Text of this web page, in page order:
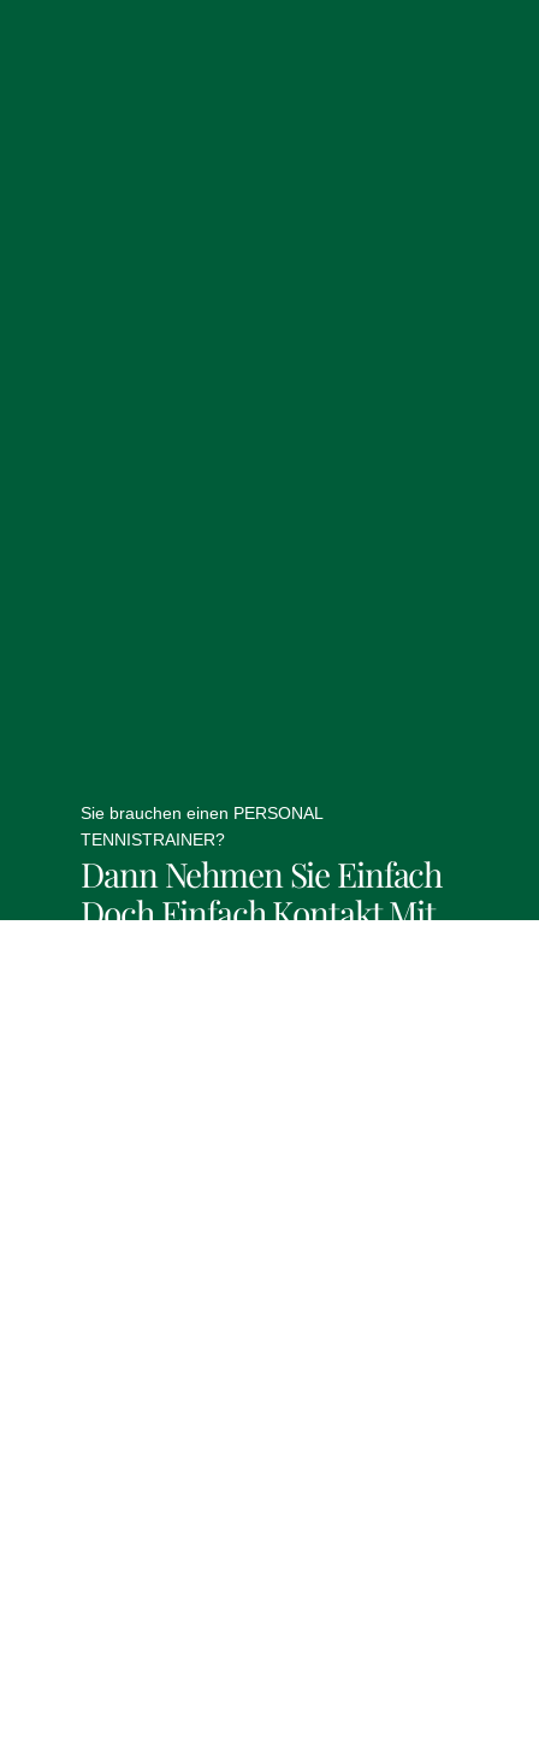
Sie brauchen einen PERSONAL
TENNISTRAINER?
Dann Nehmen Sie Einfach
Doch Einfach Kontakt Mit